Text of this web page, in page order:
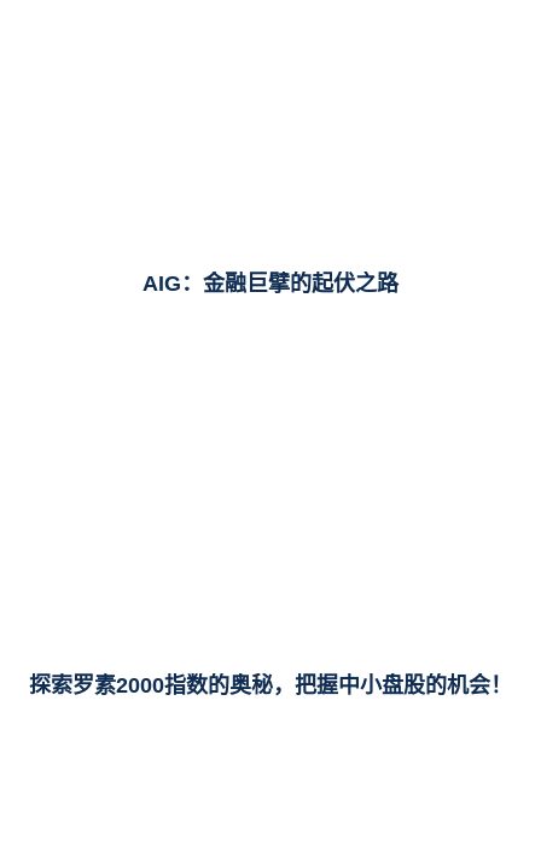
AIG：金融巨擘的起伏之路
探索罗素2000指数的奥秘，把握中小盘股的机会！